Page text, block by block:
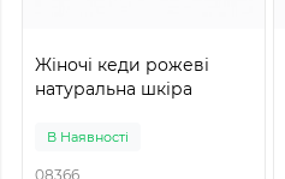
Жіночі кеди рожеві
натуральна шкіра
В Наявності
08366